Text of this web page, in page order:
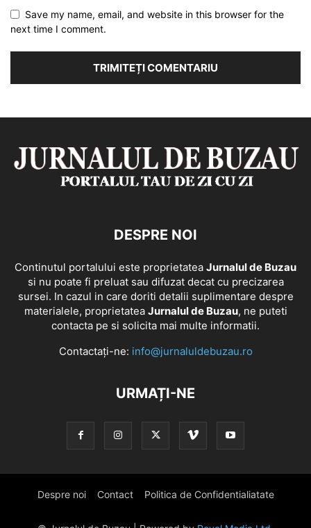
Save my name, email, and website in this browser for the
next time I comment.
DESPRE NOI
Continutul portalului este proprietatea Jurnalul de Buzau
si nu poate fi preluat sau difuzat decat cu precizarea
sursei. In cazul in care doriti detalii suplimentare despre
materialele, proprietatea Jurnalul de Buzau, ne puteti
contacta pe si solicita mai multe informatii.
Contactați-ne: info@jurnaluldebuzau.ro
URMAȚI-NE
Despre noi Contact Politica de Confidentialiatate